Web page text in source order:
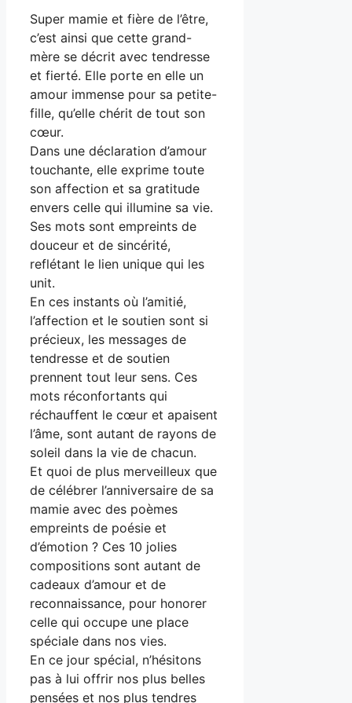
Super mamie et fière de l’être,
c’est ainsi que cette grand-
mère se décrit avec tendresse
et fierté. Elle porte en elle un
amour immense pour sa petite-
fille, qu’elle chérit de tout son
cœur.
Dans une déclaration d’amour
touchante, elle exprime toute
son affection et sa gratitude
envers celle qui illumine sa vie.
Ses mots sont empreints de
douceur et de sincérité,
reflétant le lien unique qui les
unit.
En ces instants où l’amitié,
l’affection et le soutien sont si
précieux, les messages de
tendresse et de soutien
prennent tout leur sens. Ces
mots réconfortants qui
réchauffent le cœur et apaisent
l’âme, sont autant de rayons de
soleil dans la vie de chacun.
Et quoi de plus merveilleux que
de célébrer l’anniversaire de sa
mamie avec des poèmes
empreints de poésie et
d’émotion ? Ces 10 jolies
compositions sont autant de
cadeaux d’amour et de
reconnaissance, pour honorer
celle qui occupe une place
spéciale dans nos vies.
En ce jour spécial, n’hésitons
pas à lui offrir nos plus belles
pensées et nos plus tendres